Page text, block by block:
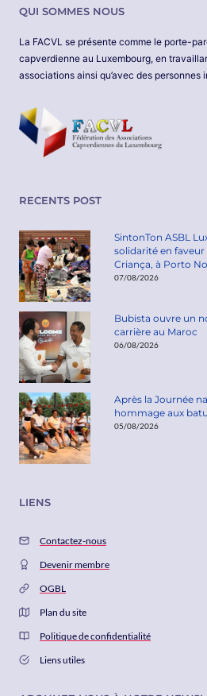
QUI SOMMES NOUS
La FACVL se présente comme le porte-
capverdienne au Luxembourg, en
associations ainsi qu’avec des
RECENTS POST
SintonTon ASBL
solidarité en faveur
Criança, à Porto
07/08/2026
Bubista ouvre un
carrière au Maroc
06/08/2026
Après la Journée
hommage aux
05/08/2026
LIENS
Contactez-nous
Devenir membre
OGBL
Plan du site
Politique de confidentialité
Liens utiles